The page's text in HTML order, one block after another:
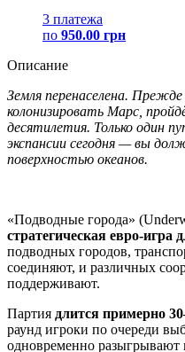
3 платежа
по 950.00 грн
Описание
Земля перенаселена.
колонизировать Марс,
десятилетия. Только один
экспансии сегодня — вы
поверхностью океанов.
«Подводные города»
стратегическая евро-игра
подводных городов,
соединяют, и различных
поддерживают.
Партия длится примерно
раунд игроки по очереди
одновременно разыгрывают